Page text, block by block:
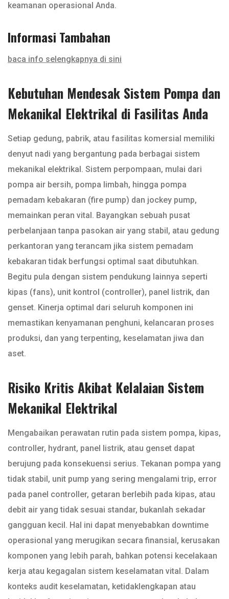
keamanan operasional Anda.
Informasi Tambahan
baca info selengkapnya di sini
Kebutuhan Mendesak Sistem Pompa dan
Mekanikal Elektrikal di Fasilitas Anda
Setiap gedung, pabrik, atau fasilitas komersial memiliki
denyut nadi yang bergantung pada berbagai sistem
mekanikal elektrikal. Sistem perpompaan, mulai dari
pompa air bersih, pompa limbah, hingga pompa
pemadam kebakaran (fire pump) dan jockey pump,
memainkan peran vital. Bayangkan sebuah pusat
perbelanjaan tanpa pasokan air yang stabil, atau gedung
perkantoran yang terancam jika sistem pemadam
kebakaran tidak berfungsi optimal saat dibutuhkan.
Begitu pula dengan sistem pendukung lainnya seperti
kipas (fans), unit kontrol (controller), panel listrik, dan
genset. Kinerja optimal dari seluruh komponen ini
memastikan kenyamanan penghuni, kelancaran proses
produksi, dan yang terpenting, keselamatan jiwa dan
aset.
Risiko Kritis Akibat Kelalaian Sistem
Mekanikal Elektrikal
Mengabaikan perawatan rutin pada sistem pompa, kipas,
controller, hydrant, panel listrik, atau genset dapat
berujung pada konsekuensi serius. Tekanan pompa yang
tidak stabil, unit pump yang sering mengalami trip, error
pada panel controller, getaran berlebih pada kipas, atau
debit air yang tidak sesuai standar, bukanlah sekadar
gangguan kecil. Hal ini dapat menyebabkan downtime
operasional yang merugikan secara finansial, kerusakan
komponen yang lebih parah, bahkan potensi kecelakaan
kerja atau kegagalan sistem keselamatan vital. Dalam
konteks audit keselamatan, ketidaklengkapan atau